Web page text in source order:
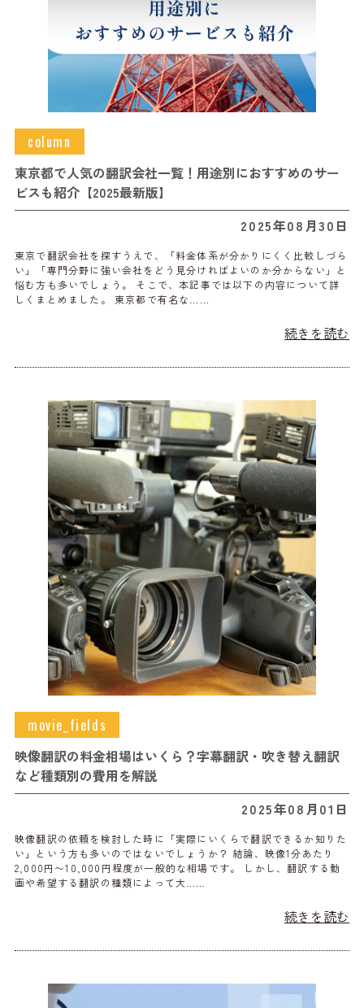
column
東京都で人気の翻訳会社一覧！用途別におすすめのサー
ビスも紹介【2025最新版】
2025年08月30日
東京で翻訳会社を探すうえで、「料金体系が分かりにくく比較しづら
い」「専門分野に強い会社をどう見分ければよいのか分からない」と
悩む方も多いでしょう。 そこで、本記事では以下の内容について詳
しくまとめました。 東京都で有名な……
続きを読む
movie_fields
映像翻訳の料金相場はいくら？字幕翻訳・吹き替え翻訳
など種類別の費用を解説
2025年08月01日
映像翻訳の依頼を検討した時に「実際にいくらで翻訳できるか知りた
い」という方も多いのではないでしょうか？ 結論、映像1分あたり
2,000円〜10,000円程度が一般的な相場です。 しかし、翻訳する動
画や希望する翻訳の種類によって大……
続きを読む